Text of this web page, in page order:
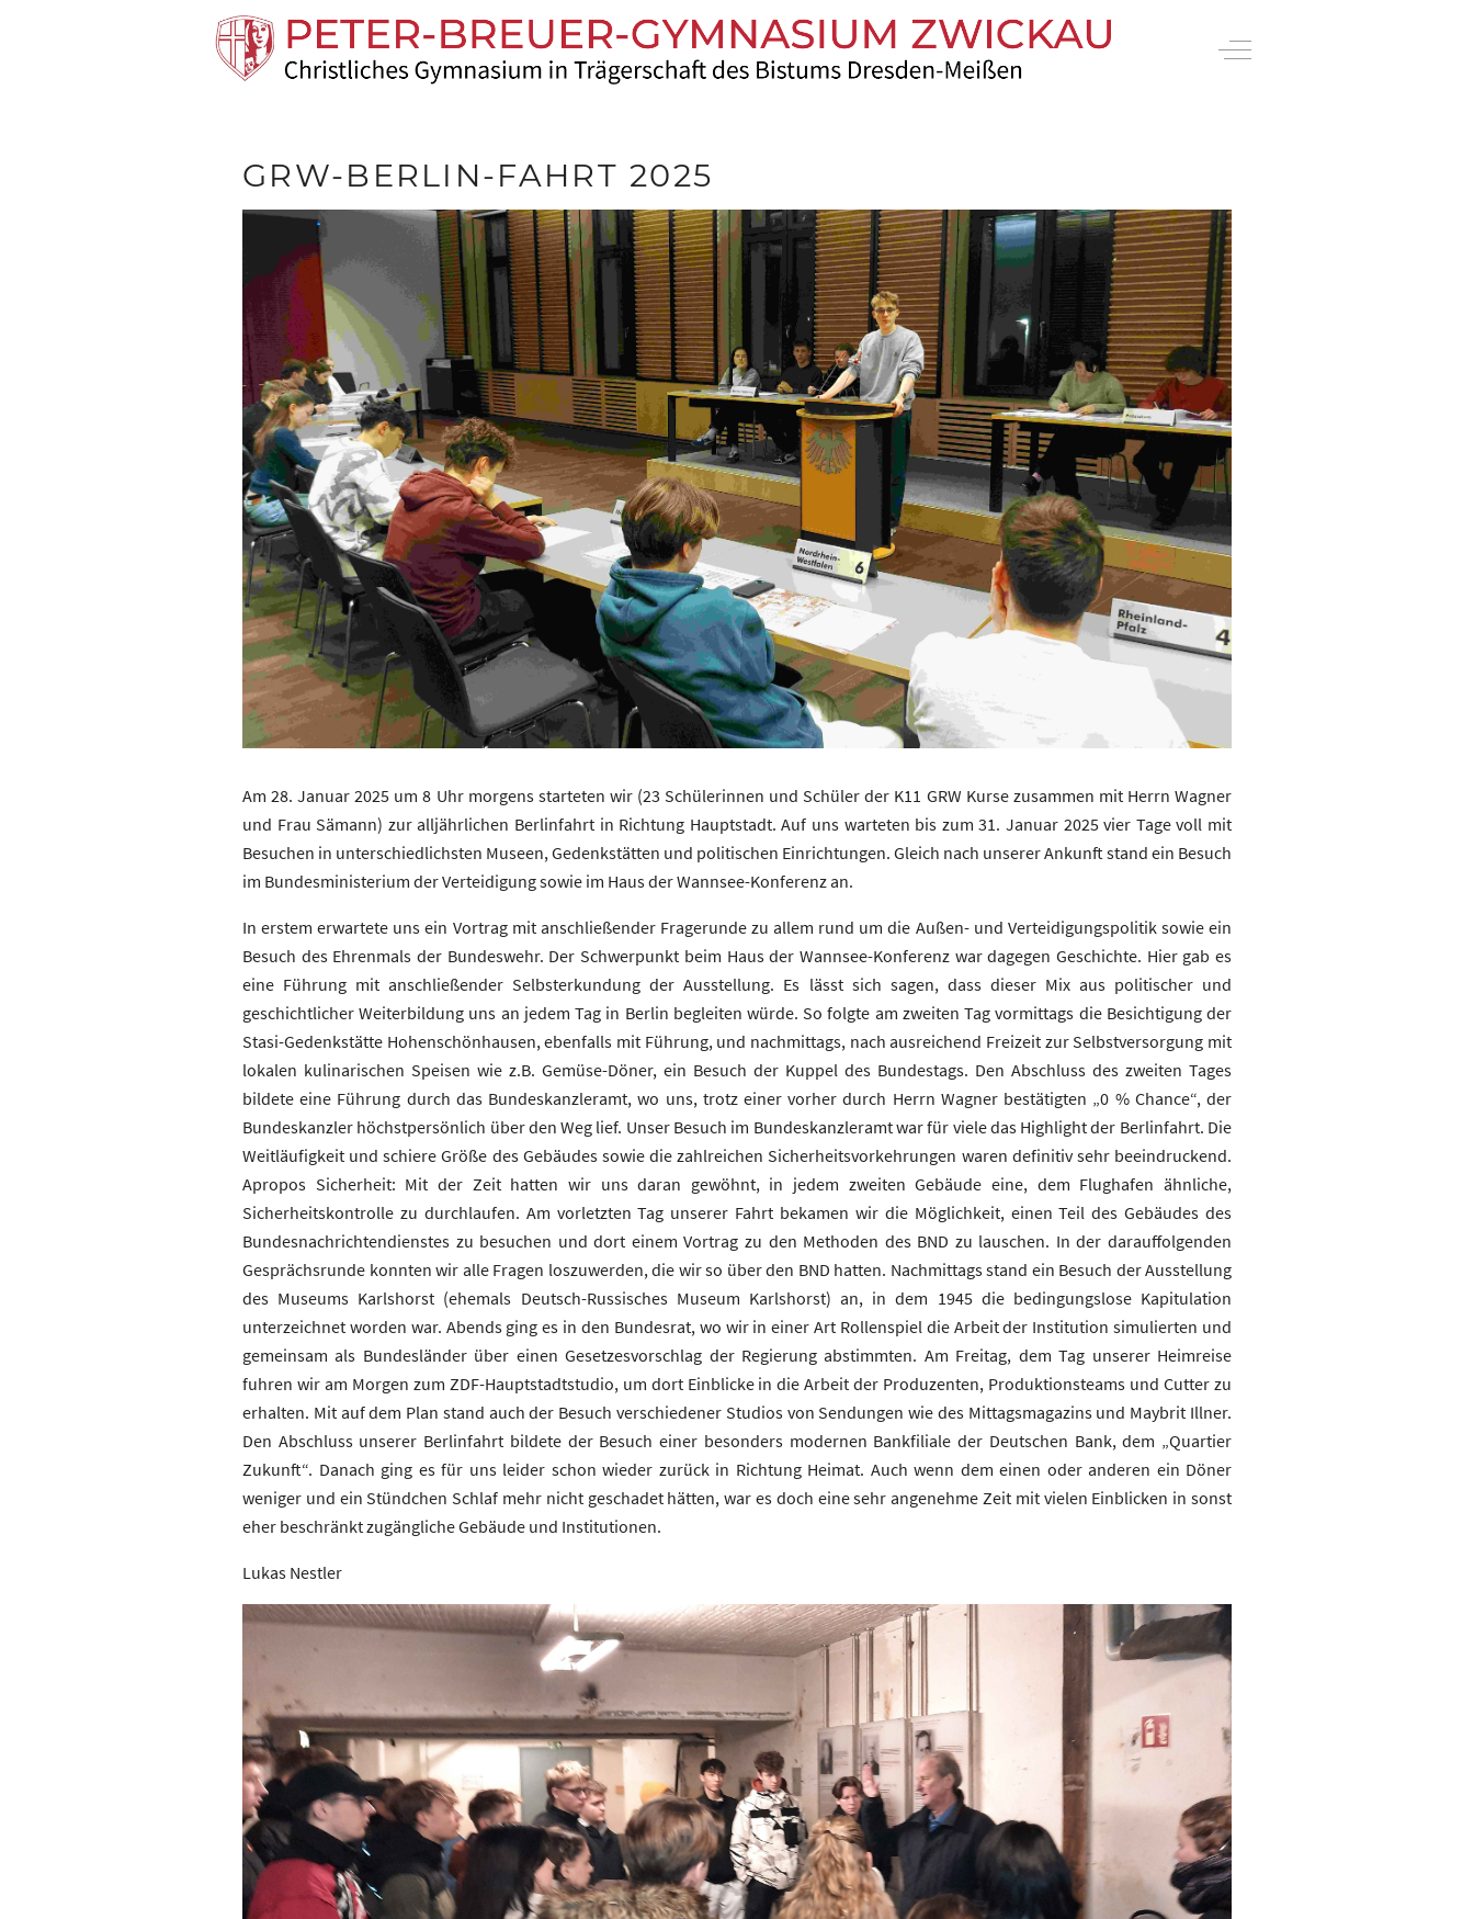
Off-Canvas Toggle
GRW-BERLIN-FAHRT 2025
Am 28. Januar 2025 um 8 Uhr morgens starteten wir (23 Schülerinnen und Schüler der K11 GRW Kurse zusammen mit Herrn Wagner
und Frau Sämann) zur alljährlichen Berlinfahrt in Richtung Hauptstadt. Auf uns warteten bis zum 31. Januar 2025 vier Tage voll mit
Besuchen in unterschiedlichsten Museen, Gedenkstätten und politischen Einrichtungen. Gleich nach unserer Ankunft stand ein Besuch
im Bundesministerium der Verteidigung sowie im Haus der Wannsee-Konferenz an.
In erstem erwartete uns ein Vortrag mit anschließender Fragerunde zu allem rund um die Außen- und Verteidigungspolitik sowie ein
Besuch des Ehrenmals der Bundeswehr. Der Schwerpunkt beim Haus der Wannsee-Konferenz war dagegen Geschichte. Hier gab es
eine Führung mit anschließender Selbsterkundung der Ausstellung. Es lässt sich sagen, dass dieser Mix aus politischer und
geschichtlicher Weiterbildung uns an jedem Tag in Berlin begleiten würde. So folgte am zweiten Tag vormittags die Besichtigung der
Stasi-Gedenkstätte Hohenschönhausen, ebenfalls mit Führung, und nachmittags, nach ausreichend Freizeit zur Selbstversorgung mit
lokalen kulinarischen Speisen wie z.B. Gemüse-Döner, ein Besuch der Kuppel des Bundestags. Den Abschluss des zweiten Tages
bildete eine Führung durch das Bundeskanzleramt, wo uns, trotz einer vorher durch Herrn Wagner bestätigten „0 % Chance“, der
Bundeskanzler höchstpersönlich über den Weg lief. Unser Besuch im Bundeskanzleramt war für viele das Highlight der Berlinfahrt. Die
Weitläufigkeit und schiere Größe des Gebäudes sowie die zahlreichen Sicherheitsvorkehrungen waren definitiv sehr beeindruckend.
Apropos Sicherheit: Mit der Zeit hatten wir uns daran gewöhnt, in jedem zweiten Gebäude eine, dem Flughafen ähnliche,
Sicherheitskontrolle zu durchlaufen. Am vorletzten Tag unserer Fahrt bekamen wir die Möglichkeit, einen Teil des Gebäudes des
Bundesnachrichtendienstes zu besuchen und dort einem Vortrag zu den Methoden des BND zu lauschen. In der darauffolgenden
Gesprächsrunde konnten wir alle Fragen loszuwerden, die wir so über den BND hatten. Nachmittags stand ein Besuch der Ausstellung
des Museums Karlshorst (ehemals Deutsch-Russisches Museum Karlshorst) an, in dem 1945 die bedingungslose Kapitulation
unterzeichnet worden war. Abends ging es in den Bundesrat, wo wir in einer Art Rollenspiel die Arbeit der Institution simulierten und
gemeinsam als Bundesländer über einen Gesetzesvorschlag der Regierung abstimmten. Am Freitag, dem Tag unserer Heimreise
fuhren wir am Morgen zum ZDF-Hauptstadtstudio, um dort Einblicke in die Arbeit der Produzenten, Produktionsteams und Cutter zu
erhalten. Mit auf dem Plan stand auch der Besuch verschiedener Studios von Sendungen wie des Mittagsmagazins und Maybrit Illner.
Den Abschluss unserer Berlinfahrt bildete der Besuch einer besonders modernen Bankfiliale der Deutschen Bank, dem „Quartier
Zukunft“. Danach ging es für uns leider schon wieder zurück in Richtung Heimat. Auch wenn dem einen oder anderen ein Döner
weniger und ein Stündchen Schlaf mehr nicht geschadet hätten, war es doch eine sehr angenehme Zeit mit vielen Einblicken in sonst
eher beschränkt zugängliche Gebäude und Institutionen.
Lukas Nestler